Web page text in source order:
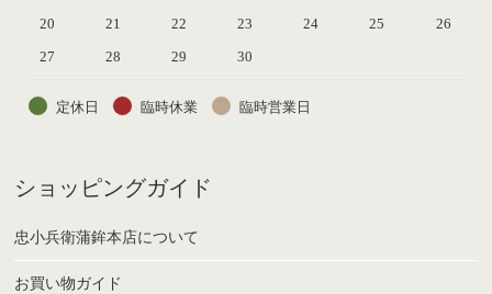
20
21 22 23 24 25
26
27
28 29 30
定休日 臨時休業 臨時営業日
ショッピングガイド
忠小兵衛蒲鉾本店について
お買い物ガイド